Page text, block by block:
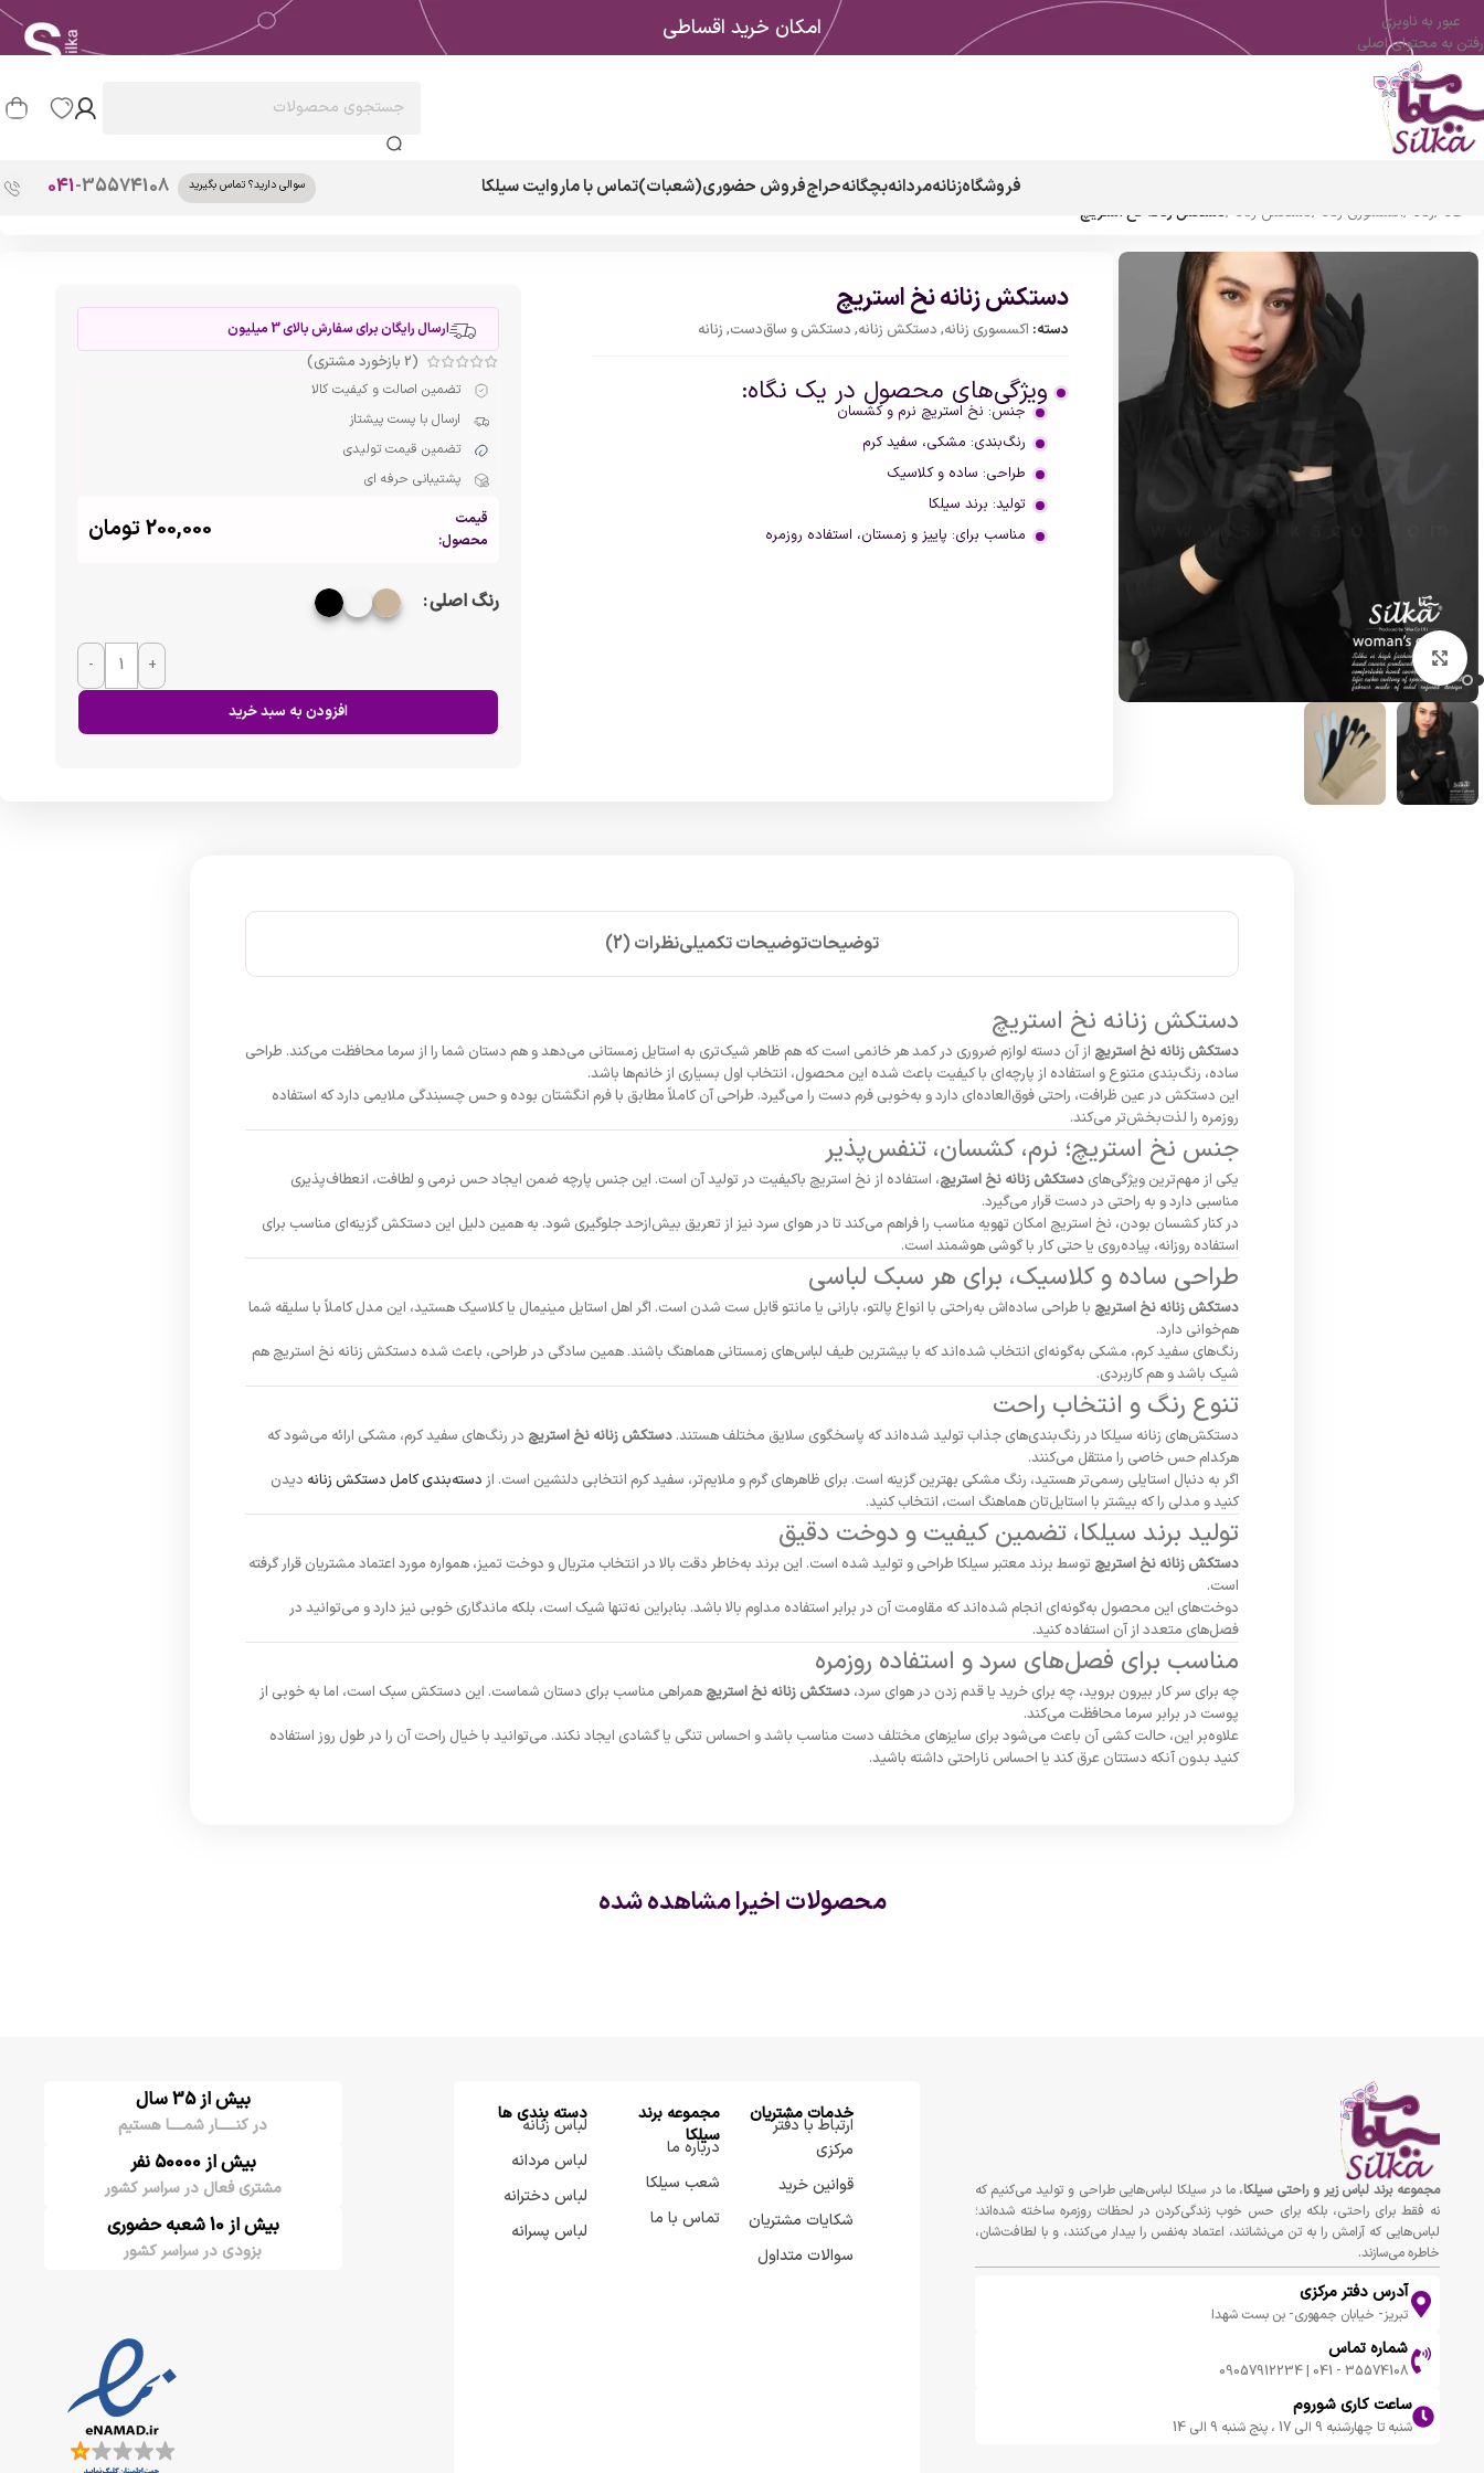
عبور به ناوبری
رفتن به محتوای اصلی
امکان خرید اقساطی
فروشگاهزنانهمردانهبچگانهحراجفروش حضوری(شعبات)تماس با ماروایت سیلکا سوالی دارید؟ تماس بگیرید 041-35574108
خانه /زنانه /اکسسوری زنانه /دستکش زنانه /دستکش زنانه نخ استریچ
بزرگنمایی تصویر
دستکش زنانه نخ استریچ
دسته: اکسسوری زنانه, دستکش زنانه, دستکش و ساق‌دست, زنانه
ویژگی‌های محصول در یک نگاه:
جنس: نخ استریچ نرم و کشسان
رنگ‌بندی: مشکی، سفید کرم
طراحی: ساده و کلاسیک
تولید: برند سیلکا
مناسب برای: پاییز و زمستان، استفاده روزمره
ارسال رایگان برای سفارش بالای 3 میلیون
(
2بازخورد مشتری)
تضمین اصالت و کیفیت کالا
ارسال با پست پیشتاز
تضمین قیمت تولیدی
پشتیبانی حرفه ای
قیمت
محصول:
200,000تومان
رنگ اصلی
- +
افزودن به سبد خرید
توضیحاتتوضیحات تکمیلینظرات (2)
دستکش زنانه نخ استریچ
دستکش زنانه نخ استریچ از آن دسته لوازم ضروری در کمد هر خانمی است که هم ظاهر شیک‌تری به استایل زمستانی می‌دهد و هم دستان شما را از سرما محافظت می‌کند. طراحی
ساده، رنگ‌بندی متنوع و استفاده از پارچه‌ای با کیفیت باعث شده این محصول، انتخاب اول بسیاری از خانم‌ها باشد.
این دستکش در عین ظرافت، راحتی فوق‌العاده‌ای دارد و به‌خوبی فرم دست را می‌گیرد. طراحی آن کاملاً مطابق با فرم انگشتان بوده و حس چسبندگی ملایمی دارد که استفاده
روزمره را لذت‌بخش‌تر می‌کند.
جنس نخ استریچ؛ نرم، کشسان، تنفس‌پذیر
یکی از مهم‌ترین ویژگی‌های دستکش زنانه نخ استریچ، استفاده از نخ استریچ باکیفیت در تولید آن است. این جنس پارچه ضمن ایجاد حس نرمی و لطافت، انعطاف‌پذیری
مناسبی دارد و به راحتی در دست قرار می‌گیرد.
در کنار کشسان بودن، نخ استریچ امکان تهویه مناسب را فراهم می‌کند تا در هوای سرد نیز از تعریق بیش‌ازحد جلوگیری شود. به همین دلیل این دستکش گزینه‌ای مناسب برای
استفاده روزانه، پیاده‌روی یا حتی کار با گوشی هوشمند است.
طراحی ساده و کلاسیک، برای هر سبک لباسی
دستکش زنانه نخ استریچ با طراحی ساده‌اش به‌راحتی با انواع پالتو، بارانی یا مانتو قابل ست شدن است. اگر اهل استایل مینیمال یا کلاسیک هستید، این مدل کاملاً با سلیقه شما
هم‌خوانی دارد.
رنگ‌های سفید کرم، مشکی به‌گونه‌ای انتخاب شده‌اند که با بیشترین طیف لباس‌های زمستانی هماهنگ باشند. همین سادگی در طراحی، باعث شده دستکش زنانه نخ استریچ هم
شیک باشد و هم کاربردی.
تنوع رنگ و انتخاب راحت
دستکش‌های زنانه سیلکا در رنگ‌بندی‌های جذاب تولید شده‌اند که پاسخگوی سلایق مختلف هستند. دستکش زنانه نخ استریچ در رنگ‌های سفید کرم، مشکی ارائه می‌شود که
هرکدام حس خاصی را منتقل می‌کنند.
اگر به دنبال استایلی رسمی‌تر هستید، رنگ مشکی بهترین گزینه است. برای ظاهرهای گرم و ملایم‌تر، سفید کرم انتخابی دلنشین است. از دسته‌بندی کامل دستکش زنانه دیدن
کنید و مدلی را که بیشتر با استایل‌تان هماهنگ است، انتخاب کنید.
تولید برند سیلکا، تضمین کیفیت و دوخت دقیق
دستکش زنانه نخ استریچ توسط برند معتبر سیلکا طراحی و تولید شده است. این برند به‌خاطر دقت بالا در انتخاب متریال و دوخت تمیز، همواره مورد اعتماد مشتریان قرار گرفته
است.
دوخت‌های این محصول به‌گونه‌ای انجام شده‌اند که مقاومت آن در برابر استفاده مداوم بالا باشد. بنابراین نه‌تنها شیک است، بلکه ماندگاری خوبی نیز دارد و می‌توانید در
فصل‌های متعدد از آن استفاده کنید.
مناسب برای فصل‌های سرد و استفاده روزمره
چه برای سر کار بیرون بروید، چه برای خرید یا قدم زدن در هوای سرد، دستکش زنانه نخ استریچ همراهی مناسب برای دستان شماست. این دستکش سبک است، اما به خوبی از
پوست در برابر سرما محافظت می‌کند.
علاوه‌بر این، حالت کشی آن باعث می‌شود برای سایزهای مختلف دست مناسب باشد و احساس تنگی یا گشادی ایجاد نکند. می‌توانید با خیال راحت آن را در طول روز استفاده
کنید بدون آنکه دستتان عرق کند یا احساس ناراحتی داشته باشید.
محصولات اخیرا مشاهده شده
مجموعه برند لباس زير و راحتى سيلكا، ما در سیلکا لباس‌هایی طراحی و تولید می‌کنیم که
نه فقط برای راحتی، بلکه برای حس خوب زندگی‌کردن در لحظات روزمره ساخته شده‌اند؛
لباس‌هایی که آرامش را به تن می‌نشانند، اعتماد به‌نفس را بیدار می‌کنند، و با لطافت‌شان،
خاطره می‌سازند.
آدرس دفتر مرکزی
تبریز- خیابان جمهوری- بن بست شهدا
شماره تماس
35574108 - 041 | 09057912234
ساعت کاری شوروم
شنبه تا چهارشنبه 9 الی 17 ، پنج شنبه 9 الی 14
خدمات مشتریان
ارتباط با دفتر
مرکزی
قوانین خرید
شکایات مشتریان
سوالات متداول
مجموعه برند
سيلكا
درباره ما
شعب سیلکا
تماس با ما
دسته بندی ها
لباس زنانه
لباس مردانه
لباس دخترانه
لباس پسرانه
بیش از 35 سال
در کنـــــار شمــــا هستیم
بیش از 50000 نفر
مشتری فعال در سراسر کشور
بیش از 10 شعبه حضوری
بزودی در سراسر کشور